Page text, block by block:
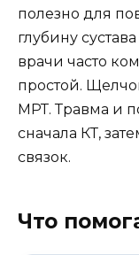
полезно для
глубину
врачи часто
простой.
МРТ. Травма и
сначала КТ,
связок.
Что